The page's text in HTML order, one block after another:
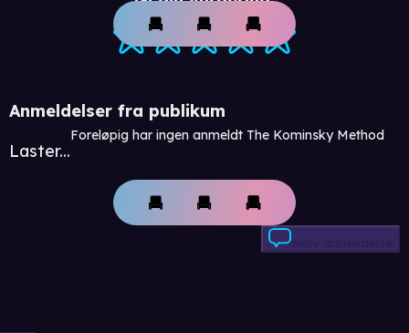
Anmeldelser fra publikum
Laster...
Foreløpig har ingen anmeldt The Kominsky Method
Skriv anmeldelse